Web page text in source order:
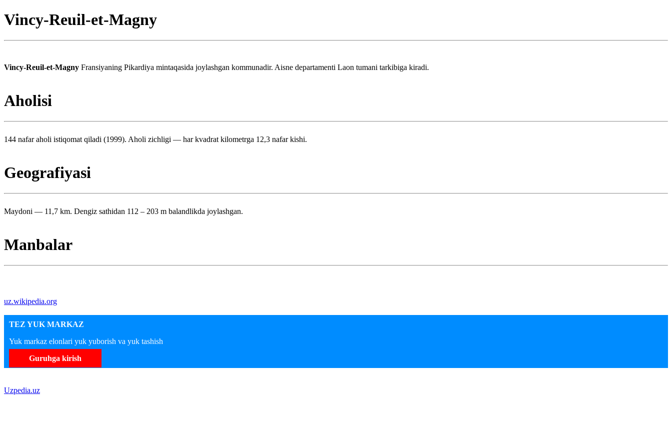
Vincy-Reuil-et-Magny
Vincy-Reuil-et-Magny Fransiyaning Pikardiya mintaqasida joylashgan kommunadir. Aisne departamenti Laon tumani tarkibiga kiradi.
Aholisi
144 nafar aholi istiqomat qiladi (1999). Aholi zichligi — har kvadrat kilometrga 12,3 nafar kishi.
Geografiyasi
Maydoni — 11,7 km. Dengiz sathidan 112 – 203 m balandlikda joylashgan.
Manbalar
uz.wikipedia.org
TEZ YUK MARKAZ
Yuk markaz elonlari yuk yuborish va yuk tashish
Guruhga kirish
Uzpedia.uz